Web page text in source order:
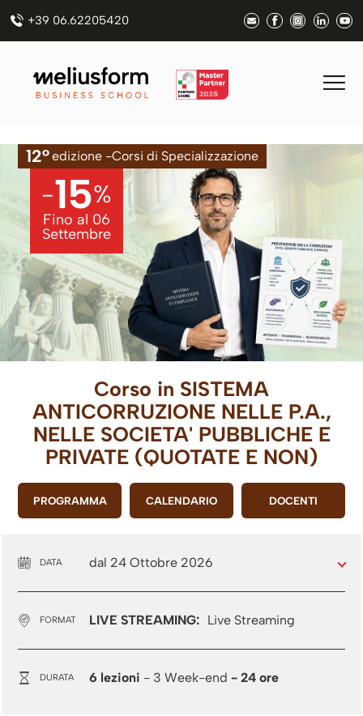
+39 06.62205420
12°edizione -Corsi di Specializzazione
Corso in SISTEMA
ANTICORRUZIONE NELLE P.A.,
NELLE SOCIETA' PUBBLICHE E
PRIVATE (QUOTATE E NON)
PROGRAMMA CALENDARIO DOCENTI
DATA dal 24 Ottobre 2026
FORMAT LIVE STREAMING: Live Streaming
DURATA 6 lezioni - 3 Week-end - 24 ore
-15%
Fino al 06
Settembre